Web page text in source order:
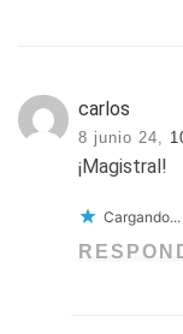
carlos
8 junio 24,
¡Magistral!
Cargando...